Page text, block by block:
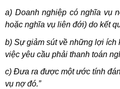
a) Doanh nghiệp có nghĩa vụ
hoặc nghĩa vụ liên đới) do kết
b) Sự giảm sút về những lợi ích
việc yêu cầu phải thanh toán
c) Đưa ra được một ước tính
vụ nợ đó.”